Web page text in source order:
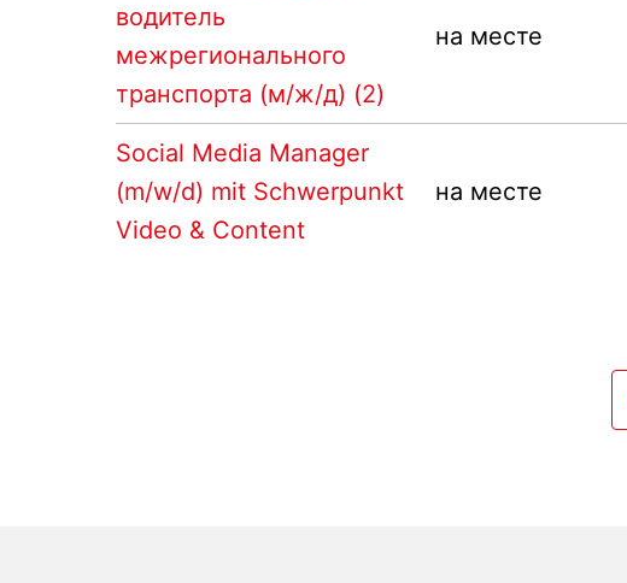
водитель
межрегионального
транспорта (м/ж/д) (2)
на месте
Social Media Manager
(m/w/d) mit Schwerpunkt
Video & Content
на месте